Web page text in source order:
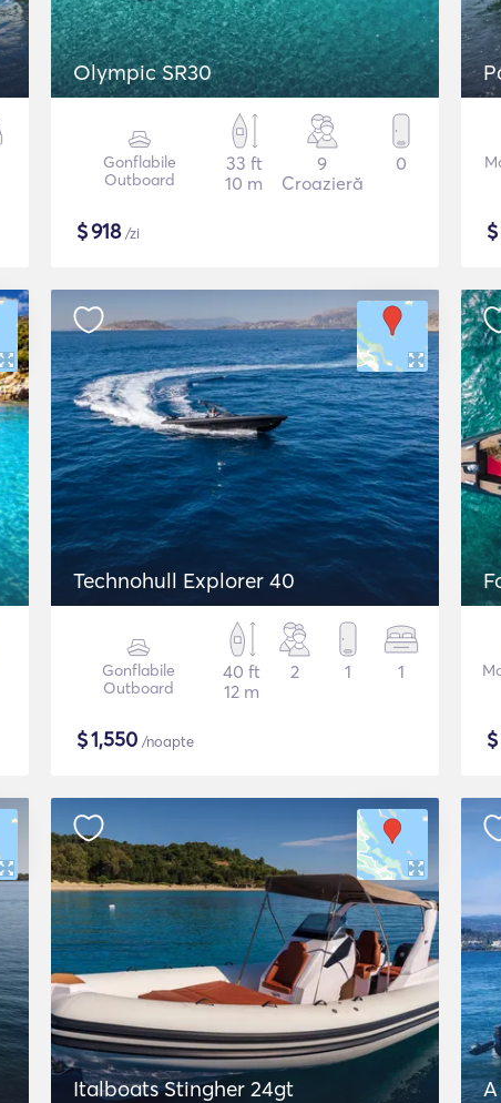
Olympic SR30
Gonflabile
Outboard
33 ft
10 m
9
Croazieră
0
$918/zi
Technohull Explorer 40
Gonflabile
Outboard
40 ft
12 m
2 1 1
$1,550 /noapte
Italboats Stingher 24gt